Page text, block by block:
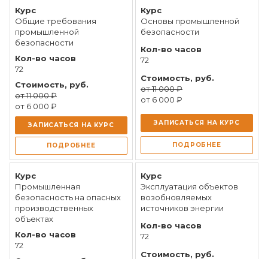
Общие требования
промышленной
безопасности
72
от 11 000 ₽
от 6 000 ₽
ЗАПИСАТЬСЯ НА КУРС
ПОДРОБНЕЕ
Основы промышленной
безопасности
72
от 11 000 ₽
от 6 000 ₽
ЗАПИСАТЬСЯ НА КУРС
ПОДРОБНЕЕ
Промышленная
безопасность на опасных
производственных
объектах
72
Эксплуатация объектов
возобновляемых
источников энергии
72